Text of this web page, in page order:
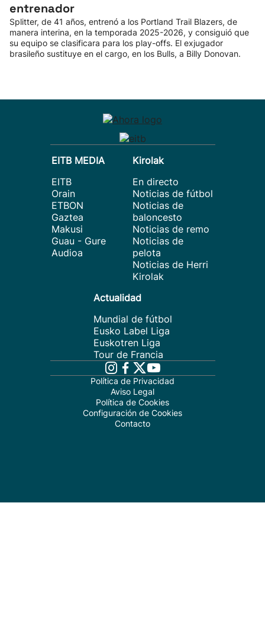
entrenador
Splitter, de 41 años, entrenó a los Portland Trail Blazers, de
manera interina, en la temporada 2025-2026, y consiguió que
su equipo se clasificara para los play-offs. El exjugador
brasileño sustituye en el cargo, en los Bulls, a Billy Donovan.
EITB MEDIA
EITB
Orain
ETBON
Gaztea
Makusi
Guau - Gure
Audioa
Kirolak
En directo
Noticias de fútbol
Noticias de
baloncesto
Noticias de remo
Noticias de
pelota
Noticias de Herri
Kirolak
Actualidad
Mundial de fútbol
Eusko Label Liga
Euskotren Liga
Tour de Francia
Política de Privacidad
Aviso Legal
Política de Cookies
Configuración de Cookies
Contacto